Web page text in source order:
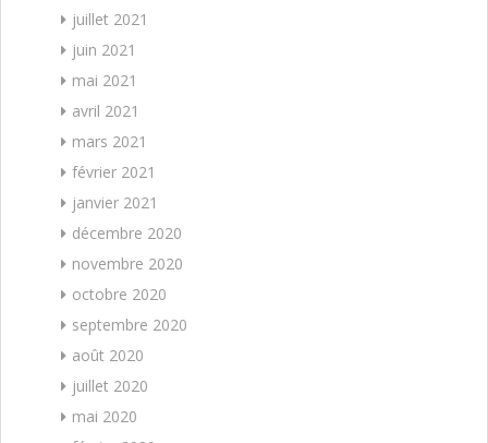
juillet 2021
juin 2021
mai 2021
avril 2021
mars 2021
février 2021
janvier 2021
décembre 2020
novembre 2020
octobre 2020
septembre 2020
août 2020
juillet 2020
mai 2020